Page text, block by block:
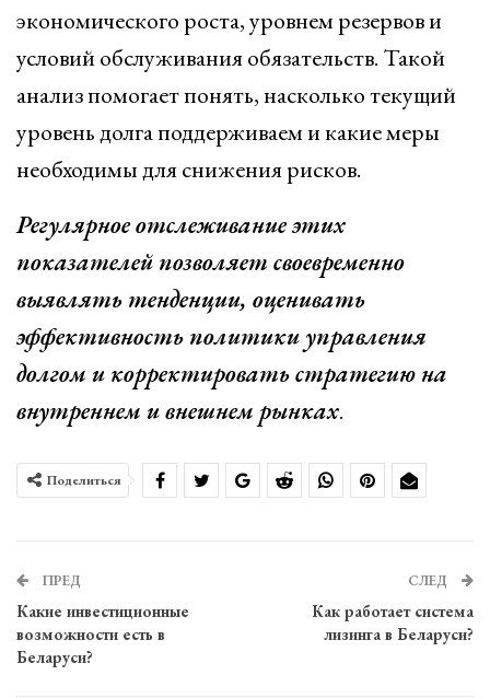
экономического роста, уровнем резервов и
условий обслуживания обязательств. Такой
анализ помогает понять, насколько текущий
уровень долга поддерживаем и какие меры
необходимы для снижения рисков.
Регулярное отслеживание этих
показателей позволяет своевременно
выявлять тенденции, оценивать
эффективность политики управления
долгом и корректировать стратегию на
внутреннем и внешнем рынках.
Поделиться
ПРЕД
Какие инвестиционные
возможности есть в
Беларуси?
СЛЕД
Как работает система
лизинга в Беларуси?